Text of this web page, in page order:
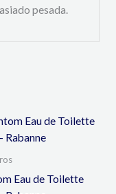
pesada.
Eau de Toilette